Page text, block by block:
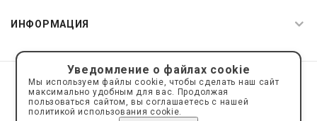
ИНФОРМАЦИЯ
© 2019—2026 Интернет пространство АкваРос
sale@a-ros.ru
Политика конфиденциальности
Политика обработки персональных данных
Уведомление о файлах cookie
Мы используем файлы cookie, чтобы сделать наш сайт
максимально удобным для вас. Продолжая
пользоваться сайтом, вы соглашаетесь с нашей
политикой использования cookie.